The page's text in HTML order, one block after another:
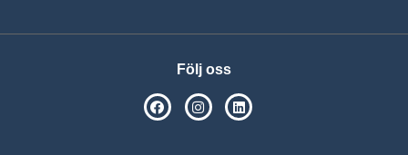
Följ oss
SPSM på Facebook
SPSM på Instagram